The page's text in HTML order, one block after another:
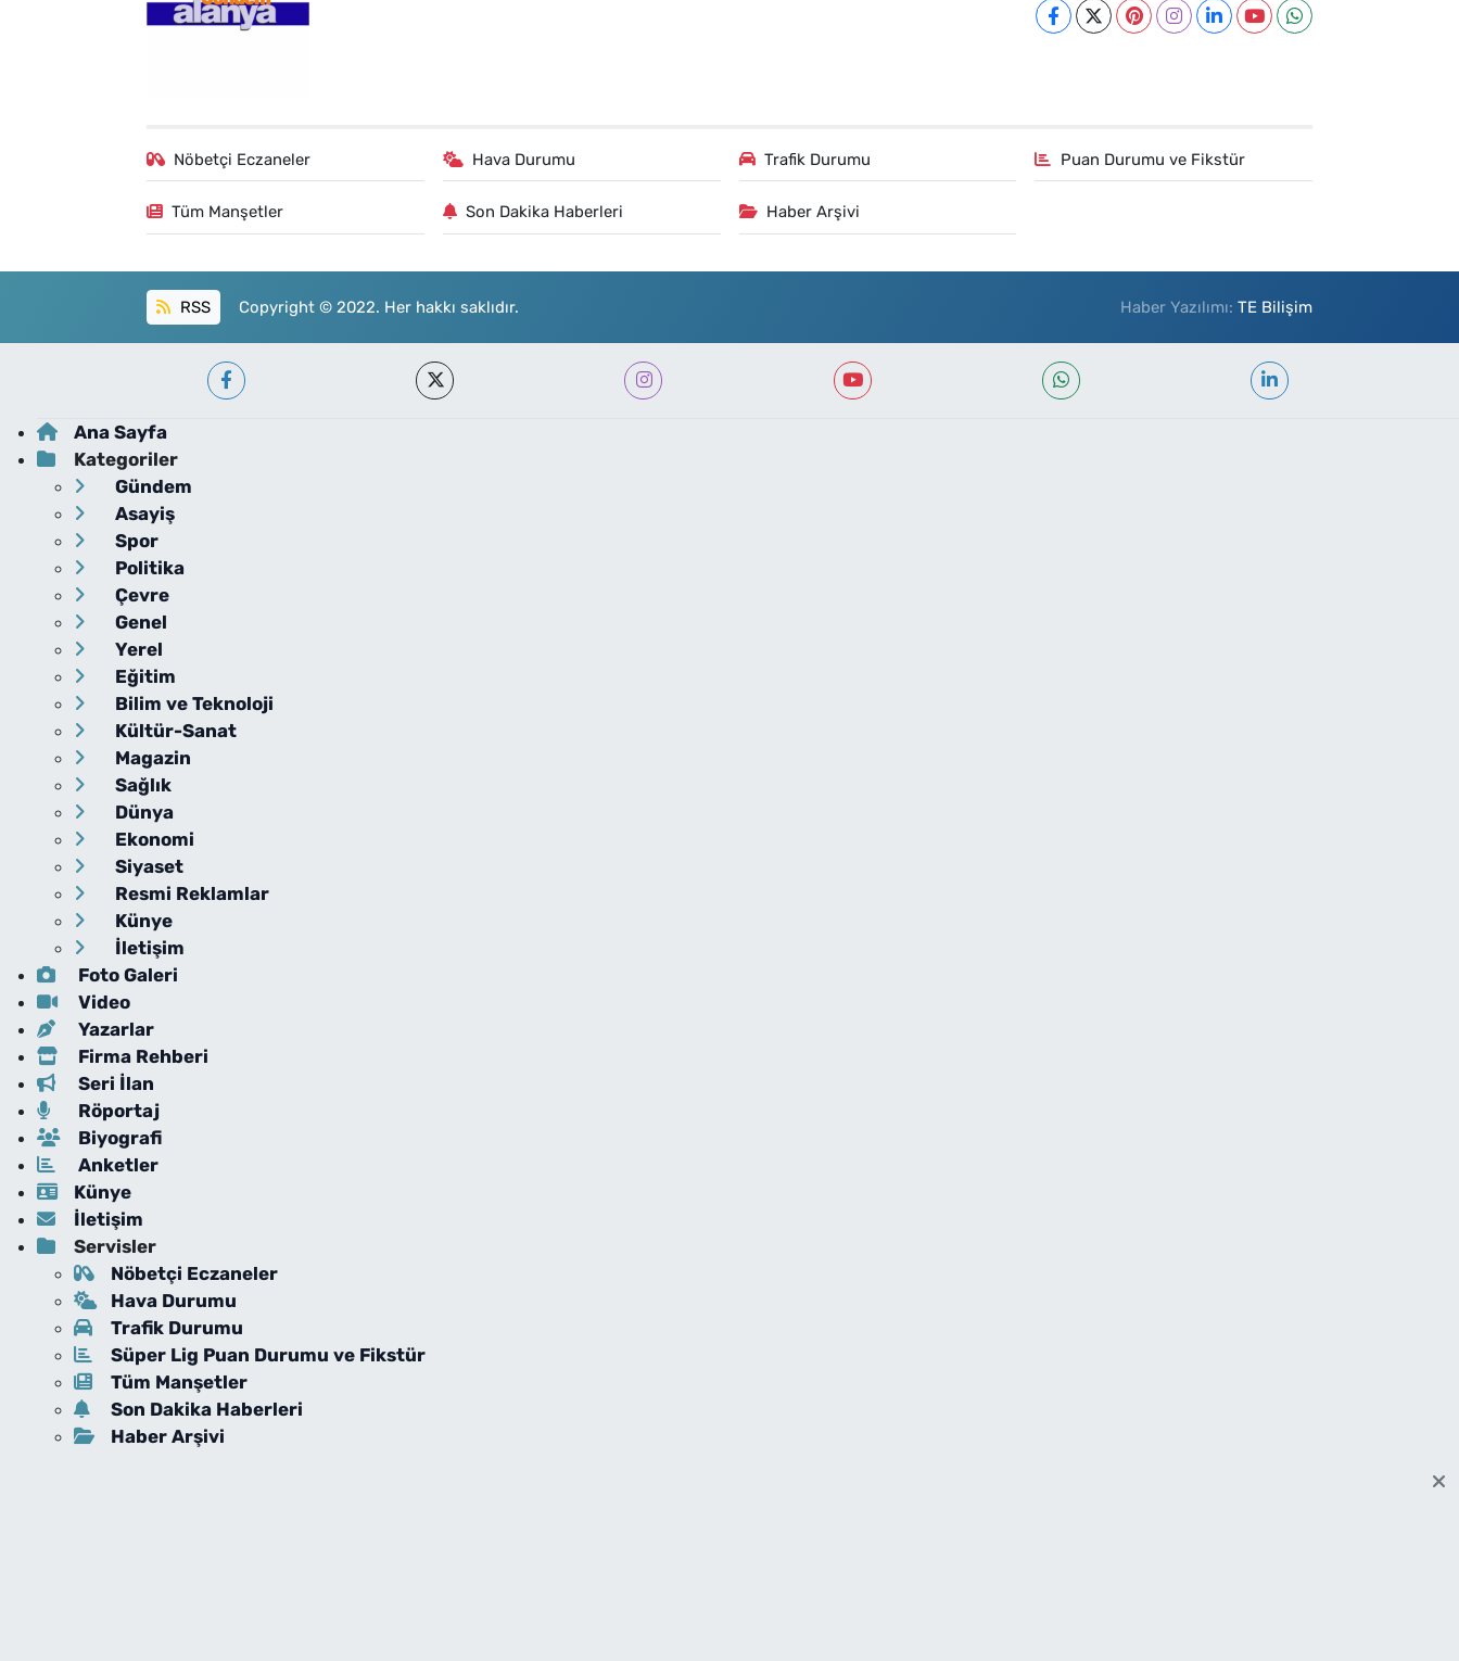
Nöbetçi Eczaneler Hava Durumu Trafik Durumu Puan Durumu ve Fikstür
Tüm Manşetler Son Dakika Haberleri Haber Arşivi
RSS Copyright © 2022. Her hakkı saklıdır. Haber Yazılımı:TE Bilişim
Ana Sayfa
Kategoriler
Gündem
Asayiş
Spor
Politika
Çevre
Genel
Yerel
Eğitim
Bilim ve Teknoloji
Kültür-Sanat
Magazin
Sağlık
Dünya
Ekonomi
Siyaset
Resmi Reklamlar
Künye
İletişim
Foto Galeri
Video
Yazarlar
Firma Rehberi
Seri İlan
Röportaj
Biyografi
Anketler
Künye
İletişim
Servisler
Nöbetçi Eczaneler
Hava Durumu
Trafik Durumu
Süper Lig Puan Durumu ve Fikstür
Tüm Manşetler
Son Dakika Haberleri
Haber Arşivi